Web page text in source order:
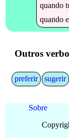
quando
quando
Outros
preferir sugerir
Sobre